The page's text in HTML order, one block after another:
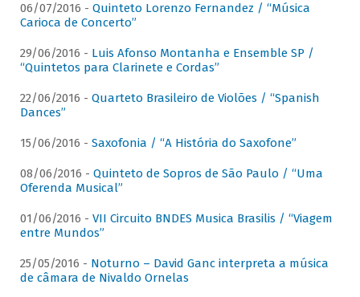
06/07/2016 - Quinteto Lorenzo Fernandez / “Música
Carioca de Concerto”
29/06/2016 - Luis Afonso Montanha e Ensemble SP /
“Quintetos para Clarinete e Cordas”
22/06/2016 - Quarteto Brasileiro de Violões / “Spanish
Dances”
15/06/2016 - Saxofonia / “A História do Saxofone”
08/06/2016 - Quinteto de Sopros de São Paulo / “Uma
Oferenda Musical”
01/06/2016 - VII Circuito BNDES Musica Brasilis / “Viagem
entre Mundos”
25/05/2016 - Noturno – David Ganc interpreta a música
de câmara de Nivaldo Ornelas